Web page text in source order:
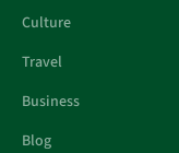
Culture
Travel
Business
Blog